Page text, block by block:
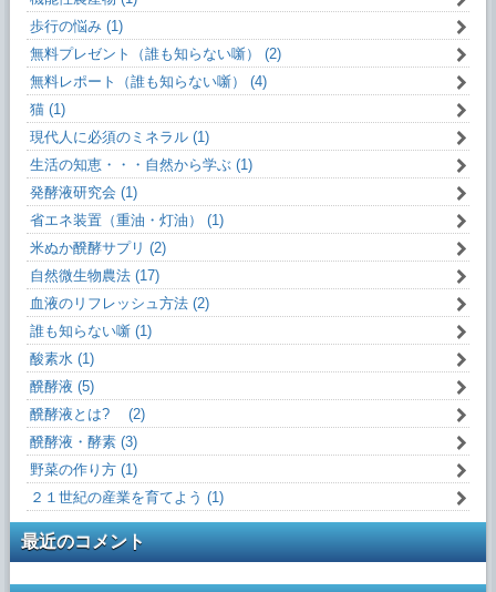
歩行の悩み (1)
無料プレゼント（誰も知らない噺） (2)
無料レポート（誰も知らない噺） (4)
猫 (1)
現代人に必須のミネラル (1)
生活の知恵・・・自然から学ぶ (1)
発酵液研究会 (1)
省エネ装置（重油・灯油） (1)
米ぬか醗酵サプリ (2)
自然微生物農法 (17)
血液のリフレッシュ方法 (2)
誰も知らない噺 (1)
酸素水 (1)
醗酵液 (5)
醗酵液とは? (2)
醗酵液・酵素 (3)
野菜の作り方 (1)
２１世紀の産業を育てよう (1)
最近のコメント